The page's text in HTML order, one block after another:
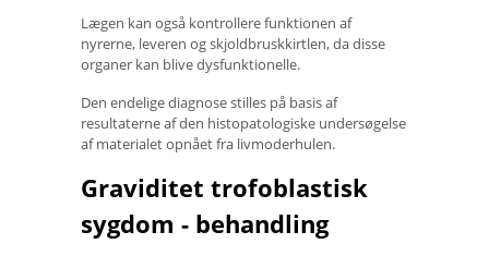
Lægen kan også kontrollere funktionen af ​​
nyrerne, leveren og skjoldbruskkirtlen, da disse
organer kan blive dysfunktionelle.
Den endelige diagnose stilles på basis af
resultaterne af den histopatologiske undersøgelse
af materialet opnået fra livmoderhulen.
Graviditet trofoblastisk
sygdom - behandling